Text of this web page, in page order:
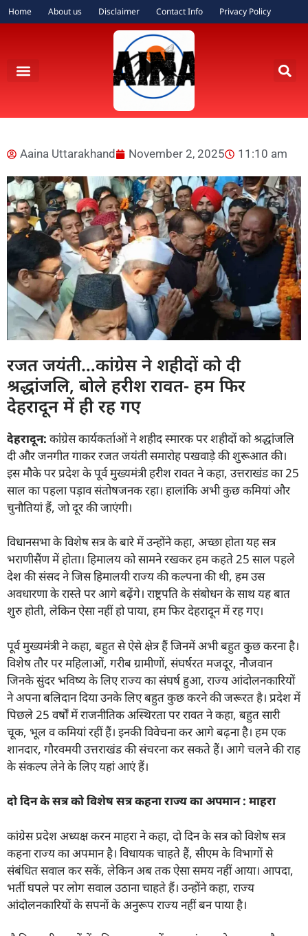
Home About us Disclaimer Contact Info Privacy Policy
Aaina Uttarakhand November 2, 2025 11:10 am
रजत जयंती…कांग्रेस ने शहीदों को दी
श्रद्धांजलि, बोले हरीश रावत- हम फिर
देहरादून में ही रह गए
देहरादून: कांग्रेस कार्यकर्ताओं ने शहीद स्मारक पर शहीदों को श्रद्धांजलि
दी और जनगीत गाकर रजत जयंती समारोह पखवाड़े की शुरूआत की।
इस मौके पर प्रदेश के पूर्व मुख्यमंत्री हरीश रावत ने कहा, उत्तराखंड का 25
साल का पहला पड़ाव संतोषजनक रहा। हालांकि अभी कुछ कमियां और
चुनौतियां हैं, जो दूर की जाएंगी।
विधानसभा के विशेष सत्र के बारे में उन्होंने कहा, अच्छा होता यह सत्र
भराणीसैंण में होता। हिमालय को सामने रखकर हम कहते 25 साल पहले
देश की संसद ने जिस हिमालयी राज्य की कल्पना की थी, हम उस
अवधारणा के रास्ते पर आगे बढ़ेंगे। राष्ट्रपति के संबोधन के साथ यह बात
शुरु होती, लेकिन ऐसा नहीं हो पाया, हम फिर देहरादून में रह गए।
पूर्व मुख्यमंत्री ने कहा, बहुत से ऐसे क्षेत्र हैं जिनमें अभी बहुत कुछ करना है।
विशेष तौर पर महिलाओं, गरीब ग्रामीणों, संघर्षरत मजदूर, नौजवान
जिनके सुंदर भविष्य के लिए राज्य का संघर्ष हुआ, राज्य आंदोलनकारियों
ने अपना बलिदान दिया उनके लिए बहुत कुछ करने की जरूरत है। प्रदेश में
पिछले 25 वर्षों में राजनीतिक अस्थिरता पर रावत ने कहा, बहुत सारी
चूक, भूल व कमियां रहीं हैं। इनकी विवेचना कर आगे बढ़ना है। हम एक
शानदार, गौरवमयी उत्तराखंड की संचरना कर सकते हैं। आगे चलने की राह
के संकल्प लेने के लिए यहां आएं हैं।
दो दिन के सत्र को विशेष सत्र कहना राज्य का अपमान : माहरा
कांग्रेस प्रदेश अध्यक्ष करन माहरा ने कहा, दो दिन के सत्र को विशेष सत्र
कहना राज्य का अपमान है। विधायक चाहते हैं, सीएम के विभागों से
संबंधित सवाल कर सकें, लेकिन अब तक ऐसा समय नहीं आया। आपदा,
भर्ती घपले पर लोग सवाल उठाना चाहते हैं। उन्होंने कहा, राज्य
आंदोलनकारियों के सपनों के अनुरूप राज्य नहीं बन पाया है।